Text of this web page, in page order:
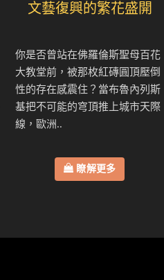
文藝復興的繁花盛開
你是否曾站在佛羅倫斯聖母百花
大教堂前，被那枚紅磚圓頂壓倒
性的存在感震住？當布魯內列斯
基把不可能的穹頂推上城市天際
線，歐洲..
瞭解更多